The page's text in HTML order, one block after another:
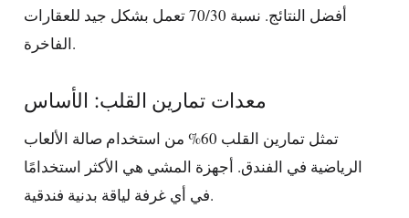
أفضل النتائج. نسبة 70/30 تعمل بشكل جيد للعقارات
الفاخرة.
معدات تمارين القلب: الأساس
تمثل تمارين القلب 60% من استخدام صالة الألعاب
الرياضية في الفندق. أجهزة المشي هي الأكثر استخدامًا
في أي غرفة لياقة بدنية فندقية.